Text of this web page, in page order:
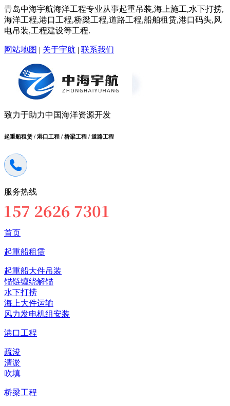
青岛中海宇航海洋工程专业从事起重吊装,海上施工,水下打捞,
海洋工程,港口工程,桥梁工程,道路工程,船舶租赁,港口码头,风
电吊装,工程建设等工程.
网站地图 | 关于宇航 | 联系我们
致力于助力中国海洋资源开发
起重船租赁 / 港口工程 / 桥梁工程 / 道路工程
服务热线
首页
起重船租赁
起重船大件吊装
锚链缠绕解锚
水下打捞
海上大件运输
风力发电机组安装
港口工程
疏浚
清淤
吹填
桥梁工程